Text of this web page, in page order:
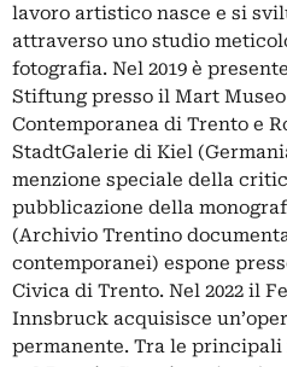
lavoro artistico nasce e si
attraverso uno studio
fotografia. Nel 2019 è
Stiftung presso il Mart
Contemporanea di Trento e
StadtGalerie di Kiel
menzione speciale della
pubblicazione della
(Archivio Trentino
contemporanei) espone
Civica di Trento. Nel 2022 il
Innsbruck acquisisce
permanente. Tra le